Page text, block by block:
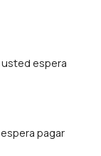
espera
pagar